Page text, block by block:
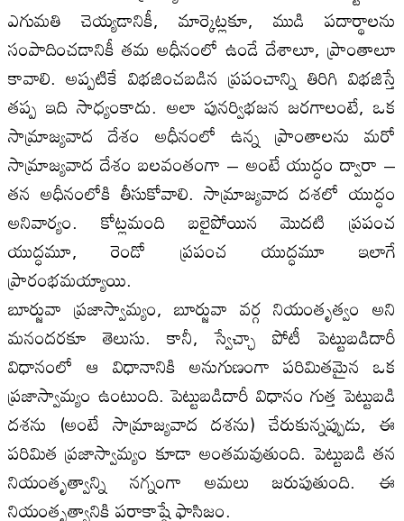
ఎగుమతి చెయ్యడానికీ, మార్కెట్లకూ, ముడి పదార్థాలను
సంపాదించడానికీ తమ అధీనంలో ఉండే దేశాలూ, ప్రాంతాలూ
కావాలి. అప్పటికే విభజించబడిన ప్రపంచాన్ని తిరిగి విభజిస్తే
తప్ప ఇది సాధ్యంకాదు. అలా పునర్విభజన జరగాలంటే, ఒక
సామ్రాజ్యవాద దేశం అధీనంలో ఉన్న ప్రాంతాలను మరో
సామ్రాజ్యవాద దేశం బలవంతంగా – అంటే యుద్ధం ద్వారా –
తన అధీనంలోకి తీసుకోవాలి. సామ్రాజ్యవాద దశలో యుద్ధం
అనివార్యం. కోట్లమంది బలైపోయిన మొదటి ప్రపంచ
యుద్ధమూ, రెండో ప్రపంచ యుద్ధమూ ఇలాగే
ప్రారంభమయ్యాయి.
బూర్జువా ప్రజాస్వామ్యం, బూర్జువా వర్గ నియంతృత్వం అని
మనందరకూ తెలుసు. కానీ, స్వేచ్ఛా పోటీ పెట్టుబడిదారీ
విధానంలో ఆ విధానానికి అనుగుణంగా పరిమితమైన ఒక
ప్రజాస్వామ్యం ఉంటుంది. పెట్టుబడిదారీ విధానం గుత్త పెట్టుబడి
దశను (అంటే సామ్రాజ్యవాద దశను) చేరుకున్నప్పుడు, ఈ
పరిమిత ప్రజాస్వామ్యం కూడా అంతమవుతుంది. పెట్టుబడి తన
నియంతృత్వాన్ని నగ్నంగా అమలు జరుపుతుంది. ఈ
నియంతృత్వానికి పరాకాష్ఠే ఫాసిజం.